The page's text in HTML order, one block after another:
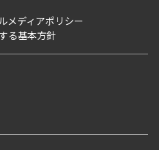
）
業部取り扱い物件入居申込
メディアポリシー
る基本方針